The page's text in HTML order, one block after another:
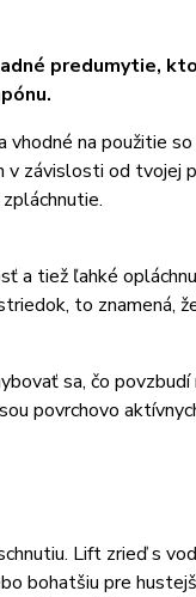
predumytie,
na použitie
v závislosti od tvojej
a tiež ľahké
to znamená,
sa, čo
povrchovo
Lift zrieď s
bohatšiu pre